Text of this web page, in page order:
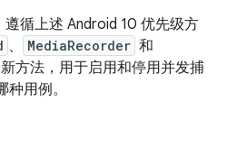
遵循上述 Android 10 优先级方
、 MediaRecorder 和
方法，用于启用和停用并发捕
用例。